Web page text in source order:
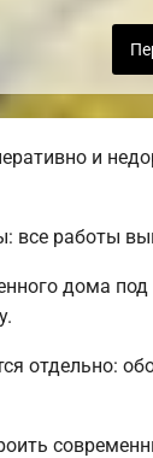
и
работы
дома
отдельно: